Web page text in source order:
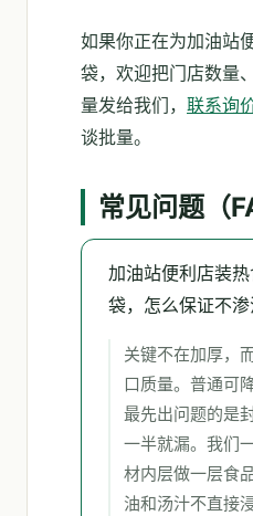
如果你正在为加油站
袋，欢迎把门店数量
量发给我们， 联系询
谈批量。
常见问题（
加油站便利店装
袋，怎么保证不渗
关键不在加厚，
口质量。普通可
最先出问题的是
一半就漏。我们
材内层做一层食
油和汤汁不直接